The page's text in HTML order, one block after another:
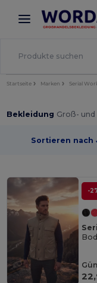
× Wordans
Bessere
Startseite Marken Serial
Bekleidung Groß- und
Sortieren nach
-